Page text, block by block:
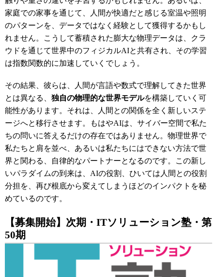
家庭での家事を通じて、人間が快適だと感じる室温や照明
のパターンを、データではなく経験として獲得するかもし
れません。こうして蓄積された膨大な物理データは、クラ
ウドを通じて世界中のフィジカルAIと共有され、その学習
は指数関数的に加速していくでしょう。
その結果、彼らは、人間が言語や数式で理解してきた世界
とは異なる、 独自の物理的な世界モデルを構築していく可
能性があります。それは、人間との関係を全く新しいステ
ージへと移行させます。もはやAIは、サイバー空間で私た
ちの問いに答えるだけの存在ではありません。物理世界で
私たちと肩を並べ、あるいは私たちにはできない方法で世
界と関わる、自律的なパートナーとなるのです。この新し
いパラダイムの到来は、AIの役割、ひいては人間との役割
分担を、再び根底から変えてしまうほどのインパクトを秘
めているのです。
【募集開始】次期・ITソリューション塾・第
50期